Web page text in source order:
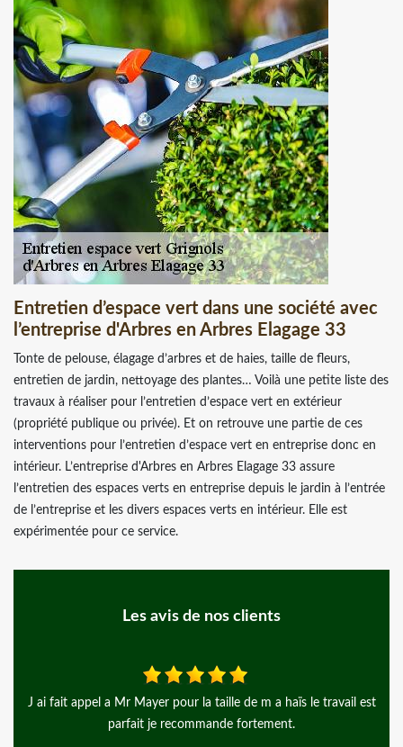
Entretien d’espace vert dans une société avec
l’entreprise d'Arbres en Arbres Elagage 33
Tonte de pelouse, élagage d’arbres et de haies, taille de fleurs,
entretien de jardin, nettoyage des plantes… Voilà une petite liste des
travaux à réaliser pour l’entretien d’espace vert en extérieur
(propriété publique ou privée). Et on retrouve une partie de ces
interventions pour l’entretien d’espace vert en entreprise donc en
intérieur. L’entreprise d'Arbres en Arbres Elagage 33 assure
l’entretien des espaces verts en entreprise depuis le jardin à l’entrée
de l’entreprise et les divers espaces verts en intérieur. Elle est
expérimentée pour ce service.
Les avis de nos clients
est
Merci à Monsieur Mayer, pour ce grand
recommande beaucoup cet artisan!